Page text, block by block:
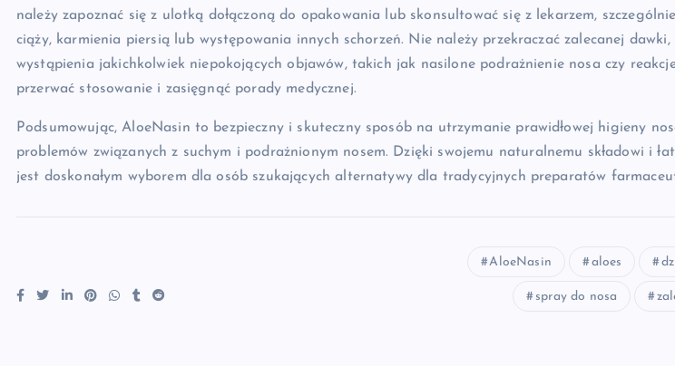
należy zapoznać się z ulotką dołączoną do opakowania lub skonsultować się z lekarzem,
ciąży, karmienia piersią lub występowania innych schorzeń. Nie należy przekraczać zalecanej
wystąpienia jakichkolwiek niepokojących objawów, takich jak nasilone podrażnienie nosa czy
przerwać stosowanie i zasięgnąć porady medycznej.
Podsumowując, AloeNasin to bezpieczny i skuteczny sposób na utrzymanie prawidłowej higieny
problemów związanych z suchym i podrażnionym nosem. Dzięki swojemu naturalnemu składowi i
jest doskonałym wyborem dla osób szukających alternatywy dla tradycyjnych preparatów
AloeNasin aloes
spray do nosa